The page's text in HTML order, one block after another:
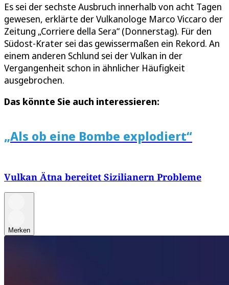
Es sei der sechste Ausbruch innerhalb von acht Tagen
gewesen, erklärte der Vulkanologe Marco Viccaro der
Zeitung „Corriere della Sera“ (Donnerstag). Für den
Südost-Krater sei das gewissermaßen ein Rekord. An
einem anderen Schlund sei der Vulkan in der
Vergangenheit schon in ähnlicher Häufigkeit
ausgebrochen.
Das könnte Sie auch interessieren:
„Als ob eine Bombe explodiert“
Vulkan Ätna bereitet Sizilianern Probleme
Merken